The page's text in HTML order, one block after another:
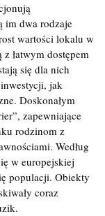
im dwa rodzaje
wartości lokalu w
łatwym dostępem
się dla nich
jak
Doskonałym
zapewniające
rodzinom z
Według
w europejskiej
populacji. Obiekty
coraz